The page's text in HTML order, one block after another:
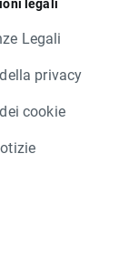
Legali
privacy
cookie